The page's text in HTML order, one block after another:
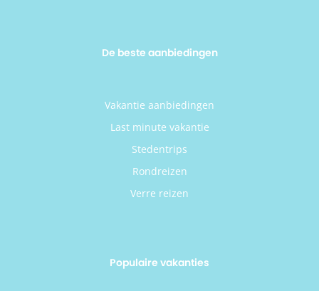
De beste aanbiedingen
Vakantie aanbiedingen
Last minute vakantie
Stedentrips
Rondreizen
Verre reizen
Populaire vakanties